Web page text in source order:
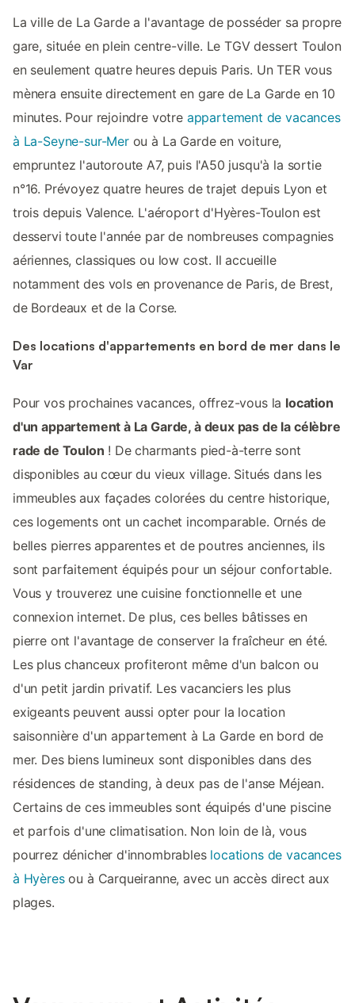
La ville de La Garde a l'avantage de posséder sa propre
gare, située en plein centre-ville. Le TGV dessert Toulon
en seulement quatre heures depuis Paris. Un TER vous
mènera ensuite directement en gare de La Garde en 10
minutes. Pour rejoindre votre appartement de vacances
à La-Seyne-sur-Merou à La Garde en voiture,
empruntez l'autoroute A7, puis l'A50 jusqu'à la sortie
n°16. Prévoyez quatre heures de trajet depuis Lyon et
trois depuis Valence. L'aéroport d'Hyères-Toulon est
desservi toute l'année par de nombreuses compagnies
aériennes, classiques ou low cost. Il accueille
notamment des vols en provenance de Paris, de Brest,
de Bordeaux et de la Corse.
Des locations d'appartements en bord de mer dans le
Var
Pour vos prochaines vacances, offrez-vous la location
d'un appartement à La Garde, à deux pas de la célèbre
rade de Toulon ! De charmants pied-à-terre sont
disponibles au cœur du vieux village. Situés dans les
immeubles aux façades colorées du centre historique,
ces logements ont un cachet incomparable. Ornés de
belles pierres apparentes et de poutres anciennes, ils
sont parfaitement équipés pour un séjour confortable.
Vous y trouverez une cuisine fonctionnelle et une
connexion internet. De plus, ces belles bâtisses en
pierre ont l'avantage de conserver la fraîcheur en été.
Les plus chanceux profiteront même d'un balcon ou
d'un petit jardin privatif. Les vacanciers les plus
exigeants peuvent aussi opter pour la location
saisonnière d'un appartement à La Garde en bord de
mer. Des biens lumineux sont disponibles dans des
résidences de standing, à deux pas de l'anse Méjean.
Certains de ces immeubles sont équipés d'une piscine
et parfois d'une climatisation. Non loin de là, vous
pourrez dénicher d'innombrables locations de vacances
à Hyèresou à Carqueiranne, avec un accès direct aux
plages.